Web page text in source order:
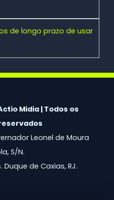
de longo prazo de usar
Midia | Todos os
Leonel de Moura
S/N.
de Caxias, RJ.